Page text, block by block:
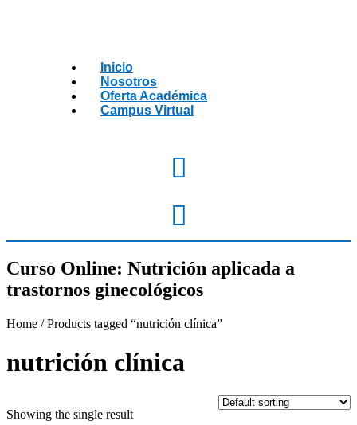
Inicio
Nosotros
Oferta Académica
Campus Virtual
Curso Online: Nutrición aplicada a
trastornos ginecológicos
Home / Products tagged “nutrición clínica”
nutrición clínica
Showing the single result